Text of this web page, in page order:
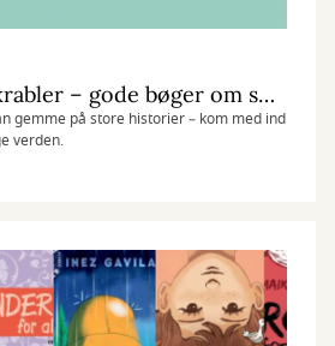
Det kribler og krabler – gode bøger om småkryb og insekter
gemme på store historier – kom med ind
verden.